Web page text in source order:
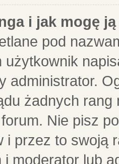
i jak mogę
pod
użytkownik
administrator.
żadnych
Nie pisz
i przez to swoją
i moderator lub